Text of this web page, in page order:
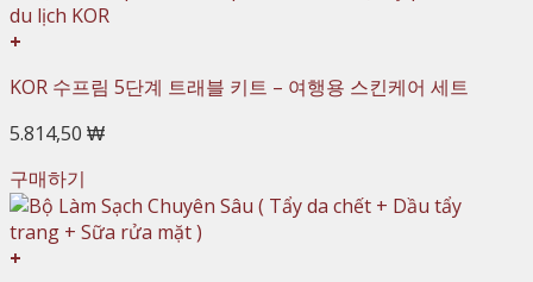
+
KOR 수프림 5단계 트래블 키트 – 여행용 스킨케어 세트
5.814,50 ₩
구매하기
+